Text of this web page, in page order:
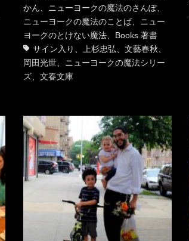
かん、 ニューヨークの魔法のさんぽ、
ニューヨークの魔法のことば、 ニュー
ヨークのとけない魔法、 Books 著書
サイン入り 、 上杉忠弘、 文藝春秋、
岡田光世、 ニューヨークの魔法シリー
ズ、 文春文庫